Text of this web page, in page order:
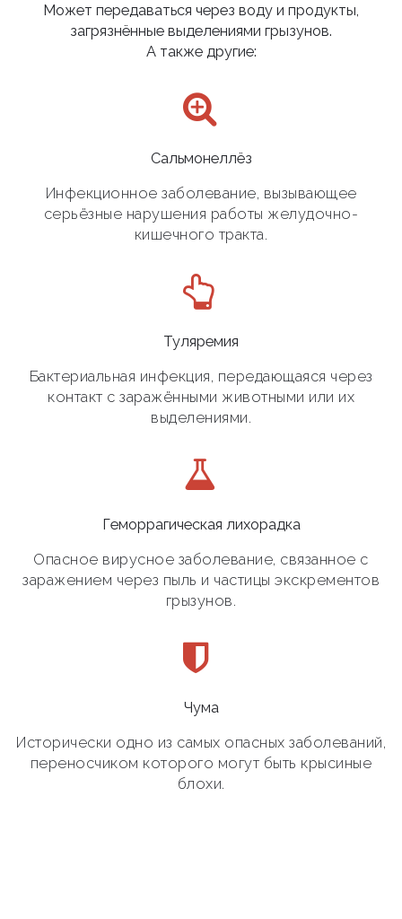
Может передаваться через воду и продукты,
загрязнённые выделениями грызунов.
А также другие:
Сальмонеллёз
Инфекционное заболевание, вызывающее
серьёзные нарушения работы желудочно-
кишечного тракта.
Туляремия
Бактериальная инфекция, передающаяся через
контакт с заражёнными животными или их
выделениями.
Геморрагическая лихорадка
Опасное вирусное заболевание, связанное с
заражением через пыль и частицы экскрементов
грызунов.
Чума
Исторически одно из самых опасных заболеваний,
переносчиком которого могут быть крысиные
блохи.